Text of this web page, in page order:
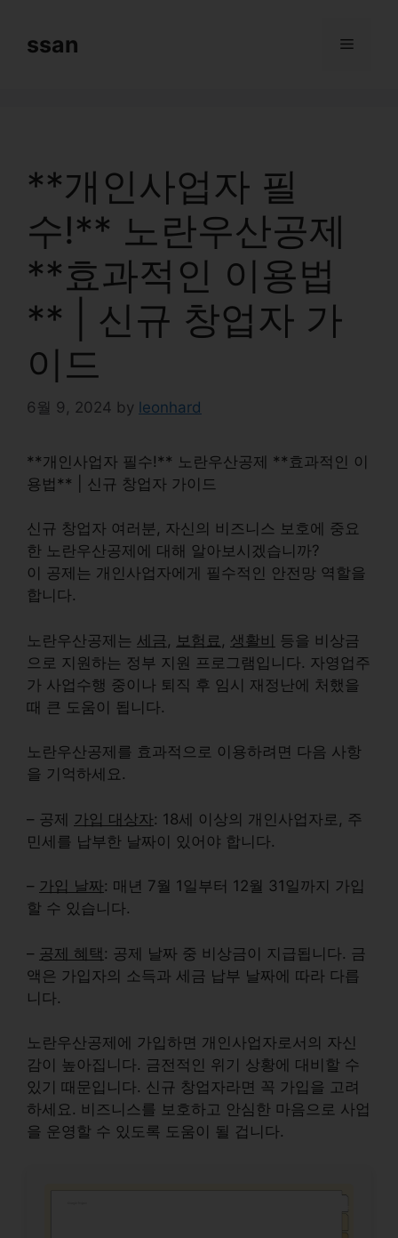
contentssan Menu
**개인사업자 필
수!** 노란우산공제
**효과적인 이용법
** | 신규 창업자 가
이드
6월 9, 2024 by leonhard
**개인사업자 필수!** 노란우산공제 **효과적인 이
용법** | 신규 창업자 가이드
신규 창업자 여러분, 자신의 비즈니스 보호에 중요
한 노란우산공제에 대해 알아보시겠습니까?
이 공제는 개인사업자에게 필수적인 안전망 역할을
합니다.
노란우산공제는 세금, 보험료 , 생활비 등을 비상금
으로 지원하는 정부 지원 프로그램입니다. 자영업주
가 사업수행 중이나 퇴직 후 임시 재정난에 처했을
때 큰 도움이 됩니다.
노란우산공제를 효과적으로 이용하려면 다음 사항
을 기억하세요.
– 공제 가입 대상자: 18세 이상의 개인사업자로, 주
민세를 납부한 날짜이 있어야 합니다.
– 가입 날짜: 매년 7월 1일부터 12월 31일까지 가입
할 수 있습니다.
– 공제 혜택 : 공제 날짜 중 비상금이 지급됩니다. 금
액은 가입자의 소득과 세금 납부 날짜에 따라 다릅
니다.
노란우산공제에 가입하면 개인사업자로서의 자신
감이 높아집니다. 금전적인 위기 상황에 대비할 수
있기 때문입니다. 신규 창업자라면 꼭 가입을 고려
하세요. 비즈니스를 보호하고 안심한 마음으로 사업
을 운영할 수 있도록 도움이 될 겁니다.